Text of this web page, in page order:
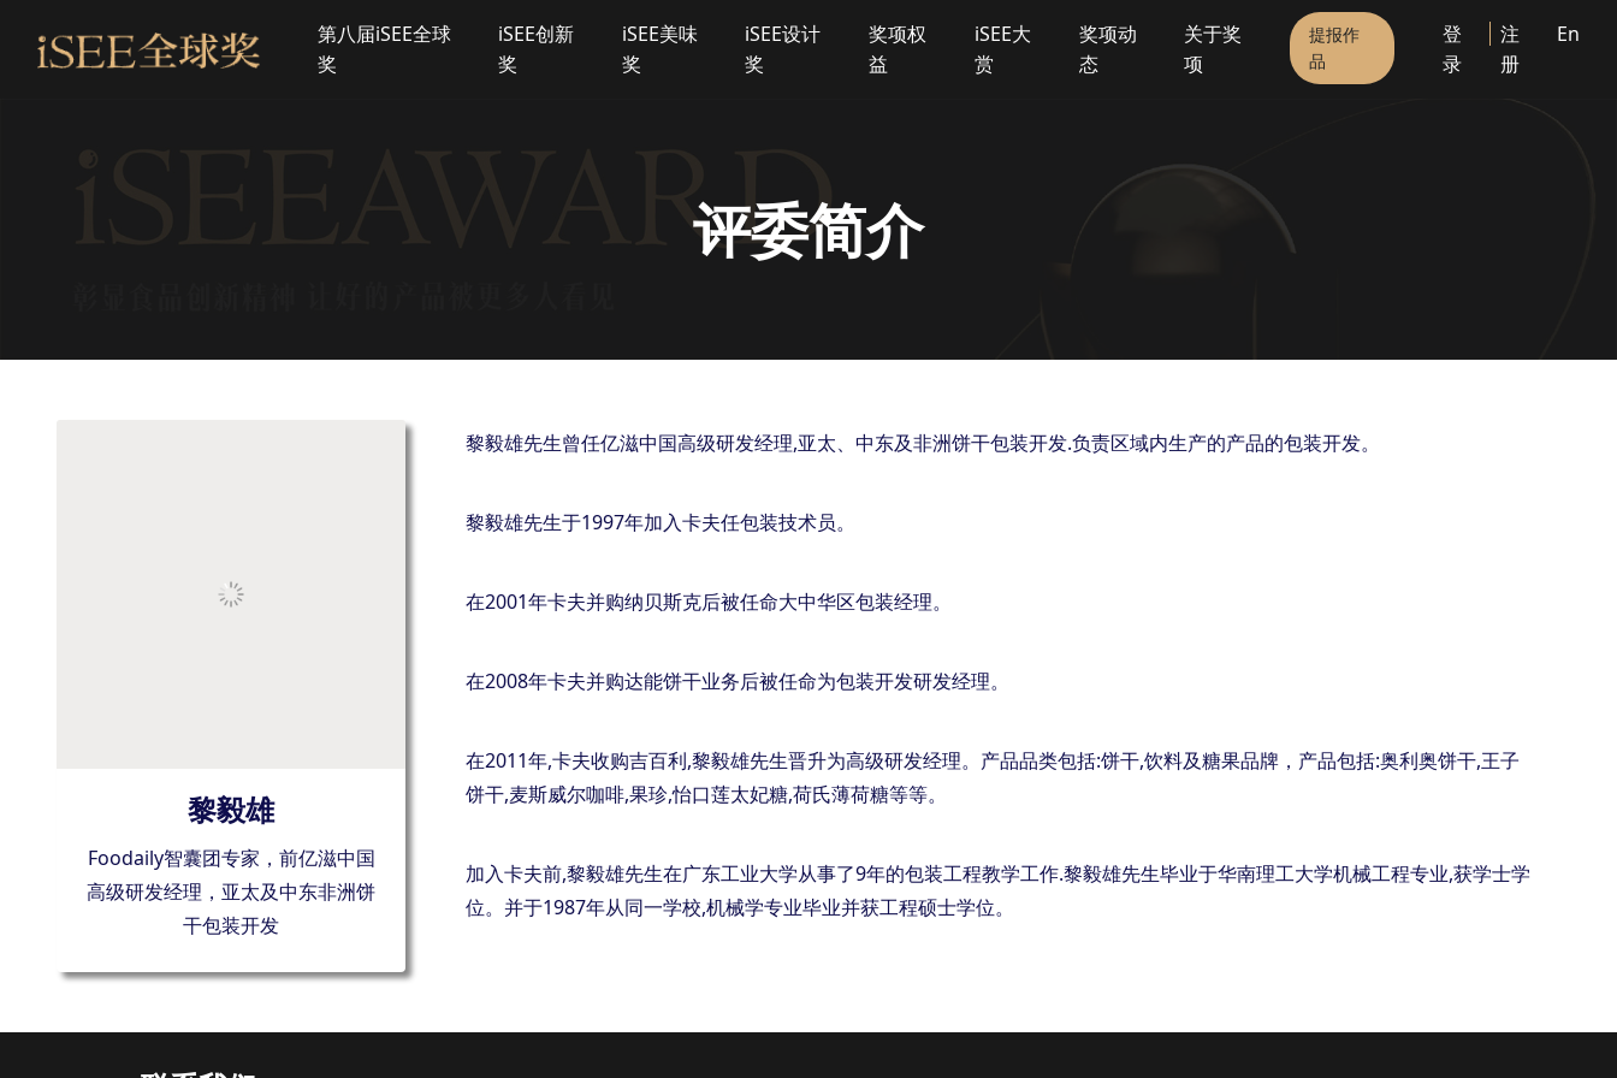
第八届iSEE全球
奖
iSEE创新
奖
iSEE美味
奖
iSEE设计
奖
奖项权
益
iSEE大
赏
奖项动
态
关于奖
项
提报作
品
登
录
注
册
En
评委简介
黎毅雄
Foodaily智囊团专家，前亿滋中国
高级研发经理，亚太及中东非洲饼
干包装开发
黎毅雄先生曾任亿滋中国高级研发经理,亚太、中东及非洲饼干包装开发.负责区域内生产的产品的包装开发。
黎毅雄先生于1997年加入卡夫任包装技术员。
在2001年卡夫并购纳贝斯克后被任命大中华区包装经理。
在2008年卡夫并购达能饼干业务后被任命为包装开发研发经理。
在2011年,卡夫收购吉百利,黎毅雄先生晋升为高级研发经理。产品品类包括:饼干,饮料及糖果品牌，产品包括:奥利奥饼干,王子
饼干,麦斯威尔咖啡,果珍,怡口莲太妃糖,荷氏薄荷糖等等。
加入卡夫前,黎毅雄先生在广东工业大学从事了9年的包装工程教学工作.黎毅雄先生毕业于华南理工大学机械工程专业,获学士学
位。并于1987年从同一学校,机械学专业毕业并获工程硕士学位。